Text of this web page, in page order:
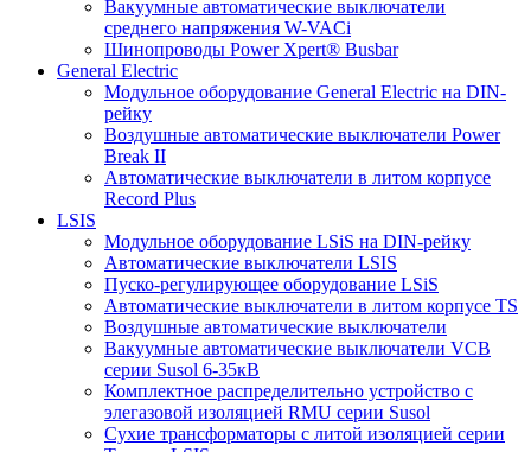
Вакуумные автоматические выключатели
среднего напряжения W-VACi
Шинопроводы Power Xpert® Busbar
General Electric
Модульное оборудование General Electric на DIN-
рейку
Воздушные автоматические выключатели Power
Break II
Автоматические выключатели в литом корпусе
Record Plus
LSIS
Модульное оборудование LSiS на DIN-рейку
Автоматические выключатели LSIS
Пуско-регулирующее оборудование LSiS
Автоматические выключатели в литом корпусе TS
Воздушные автоматические выключатели
Вакуумные автоматические выключатели VCB
серии Susol 6-35кВ
Комплектное распределительно устройство с
элегазовой изоляцией RMU серии Susol
Сухие трансформаторы с литой изоляцией серии